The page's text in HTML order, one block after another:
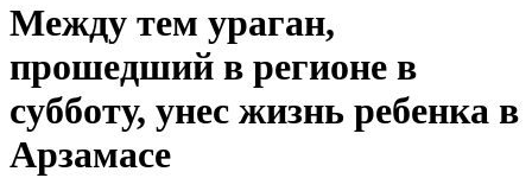
Между тем ураган,
прошедший в регионе в
субботу, унес жизнь ребенка в
Арзамасе